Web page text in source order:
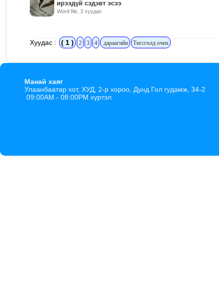
ирээдүй сэдэвт эсээ
Word file, 3 хуудас
Хуудас : ( 1 ) 2 3 4 дараагийн Төгсгөлд очих
Манай хаяг
Улаанбаатар хот, ХУД, 2-р хороо, Дунд Гол гудамж, 34-2
09:00AM - 08:00PM хүртэл